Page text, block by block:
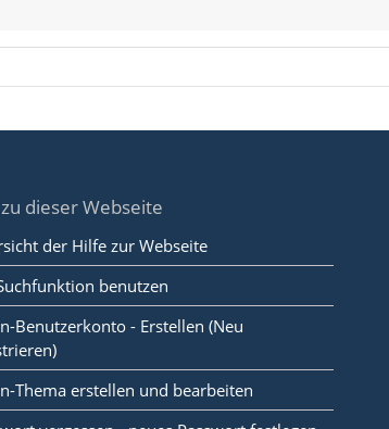
dieser Webseite
der Hilfe zur Webseite
benutzen
Benutzerkonto - Erstellen (Neu
Thema erstellen und bearbeiten